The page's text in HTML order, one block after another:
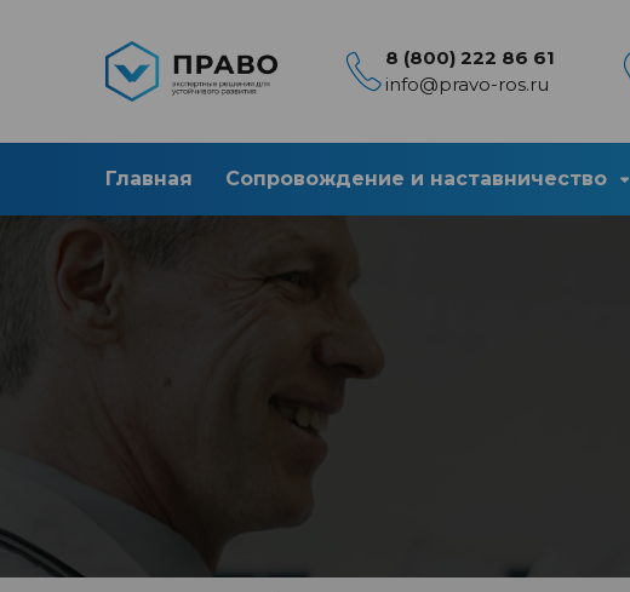
8 (800) 222 86 61
info@pravo-ros.ru
Главная Сопровождение и наставничество